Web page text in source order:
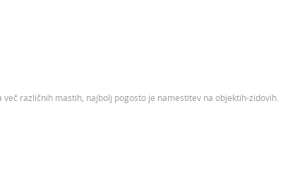
različnih mastih, najbolj pogosto je namestitev na objektih-zidovih.